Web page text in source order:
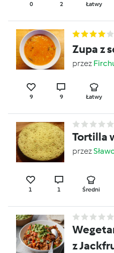
0 2 Łatwy
Zupa z
przez
9 9 Łatwy
Tortilla
przez
1 1 Średni
z